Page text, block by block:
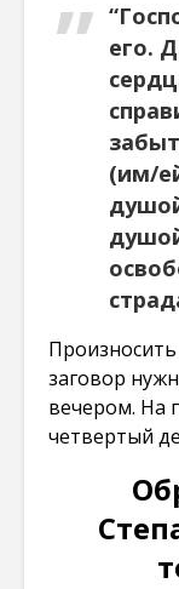
его.
(им/
заговор
вечером. На
четвертый